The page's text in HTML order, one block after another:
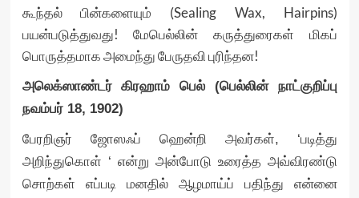
கூந்தல் பின்களையும் (Sealing Wax, Hairpins)
பயன்படுத்துவது! மேபெல்லின் கருத்துரைகள் மிகப்
பொருத்தமாக அமைந்து பேருதவி புரிந்தன!
அலெக்ஸாண்டர் கிரஹாம் பெல் (பெல்லின் நாட்குறிப்பு
நவம்பர் 18, 1902)
பேரறிஞர் ஜோஸஃப் ஹென்றி அவர்கள், ‘படித்து
அறிந்துகொள் ‘ என்று அன்போடு உரைத்த அவ்விரண்டு
சொற்கள் எப்படி மனதில் ஆழமாய்ப் பதிந்து என்னை